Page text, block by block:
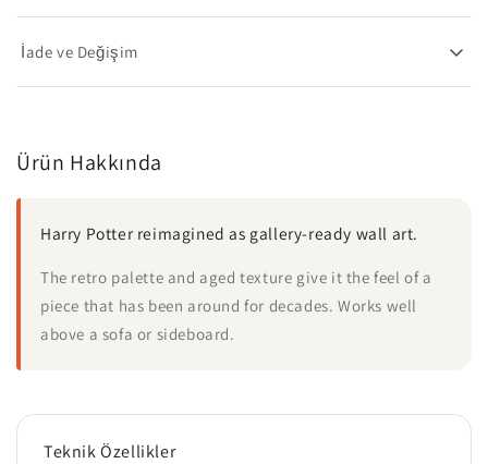
İade ve Değişim
Ürün Hakkında
Harry Potter reimagined as gallery-ready wall art.
The retro palette and aged texture give it the feel of a
piece that has been around for decades. Works well
above a sofa or sideboard.
Teknik Özellikler